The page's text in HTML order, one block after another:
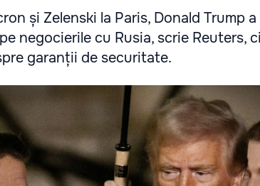
și Zelenski la Paris, Donald Trump
negocierile cu Rusia, scrie Reuters,
garanții de securitate.